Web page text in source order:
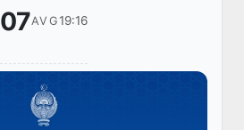
07AVG19:16